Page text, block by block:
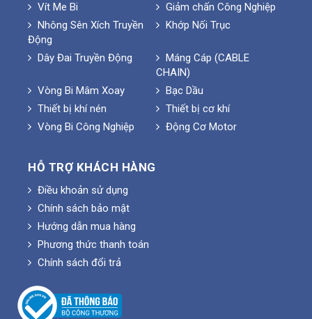
Vít Me Bi
Giảm chấn Công Nghiệp
Nhông Sên Xích Truyền
Động
Khớp Nối Trục
Dây Đai Truyền Động
Máng Cáp (CABLE
CHAIN)
Vòng Bi Mâm Xoay
Bạc Dầu
Thiết bị khí nén
Thiết bị cơ khí
Vòng Bi Công Nghiệp
Động Cơ Motor
HỖ TRỢ KHÁCH HÀNG
Điều khoản sử dụng
Chính sách bảo mật
Hướng dẫn mua hàng
Phương thức thanh toán
Chính sách đổi trả